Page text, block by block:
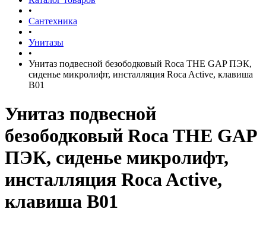
•
Сантехника
•
Унитазы
•
Унитаз подвесной безободковый Roca THE GAP ПЭК,
сиденье микролифт, инсталляция Roca Active, клавиша
B01
Унитаз подвесной
безободковый Roca THE GAP
ПЭК, сиденье микролифт,
инсталляция Roca Active,
клавиша B01